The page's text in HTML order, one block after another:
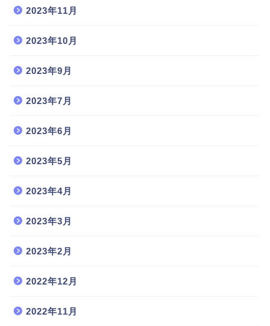
2023年11月
2023年10月
2023年9月
2023年7月
2023年6月
2023年5月
2023年4月
2023年3月
2023年2月
2022年12月
2022年11月